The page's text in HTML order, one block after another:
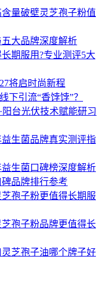
量破壁灵芝孢子粉值
大品牌深度解析
期服用?专业测评5大
将启时尚新程
下引流“香饽饽”？
台光伏技术赋能研习
生菌品牌真实测评指
生菌口碑榜深度解析
品牌排行参考
孢子粉更值得长期服
孢子粉品牌更值得长
芝孢子油哪个牌子好